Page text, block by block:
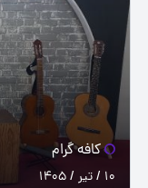
کافه گرام
10 / تیر / 1405